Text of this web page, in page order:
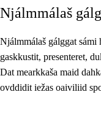
Fágaidrasttideaddji
Vuođđogálggat
Njálmmálaš
Njálmmálaš gálggat sámi
gaskkustit, presenteret,
Dat mearkkaša maid
ovddidit iežas oaiviliid